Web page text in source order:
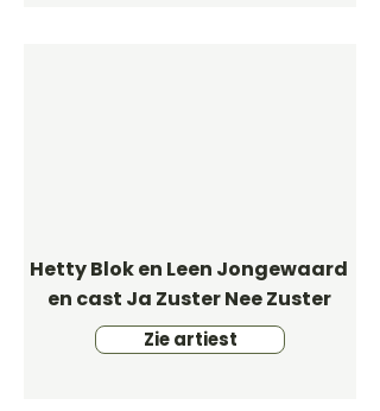
Hetty Blok en Leen Jongewaard
en cast Ja Zuster Nee Zuster
Zie artiest